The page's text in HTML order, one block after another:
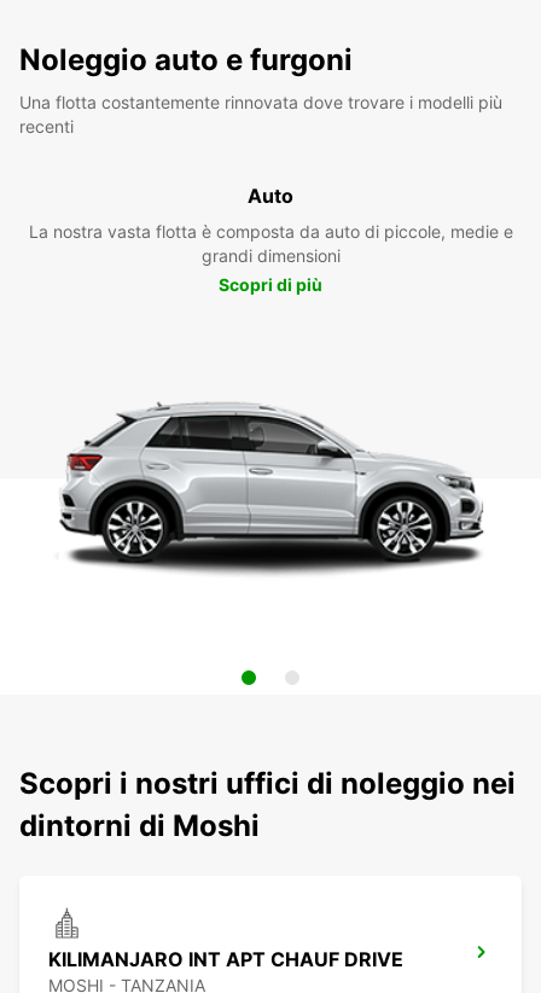
Noleggio auto e furgoni
Una flotta costantemente rinnovata dove trovare i modelli più
recenti
Auto
La nostra vasta flotta è composta da auto di piccole, medie e
grandi dimensioni
Scopri di più
Scopri i nostri uffici di noleggio nei
dintorni di Moshi
KILIMANJARO INT APT CHAUF DRIVE
MOSHI - TANZANIA